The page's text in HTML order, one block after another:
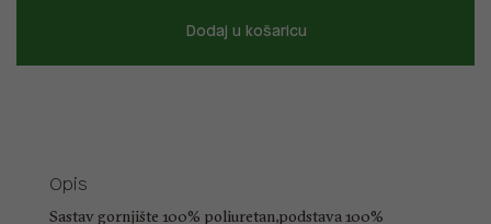
Dodaj u košaricu
Opis
Sastav gornjište 100% poliuretan,podstava 100%